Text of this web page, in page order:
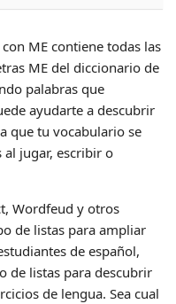
ME contiene todas las
ME del diccionario de
palabras que
ayudarte a descubrir
que tu vocabulario se
al jugar, escribir o
Wordfeud y otros
de listas para ampliar
de español,
de listas para descubrir
de lengua. Sea cual